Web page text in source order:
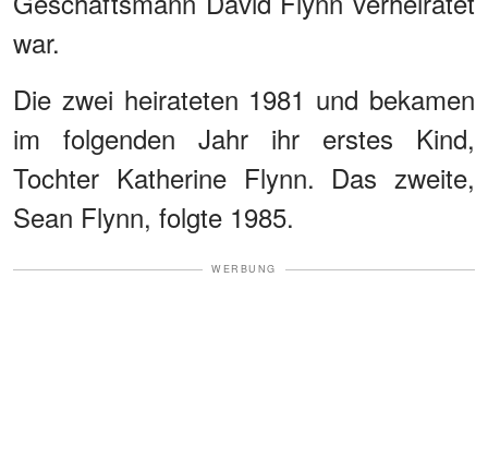
war.
Die zwei heirateten 1981 und bekamen
im folgenden Jahr ihr erstes Kind,
Tochter Katherine Flynn. Das zweite,
Sean Flynn, folgte 1985.
WERBUNG